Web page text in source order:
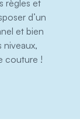
règles et
d’un
et bien
niveaux,
couture !